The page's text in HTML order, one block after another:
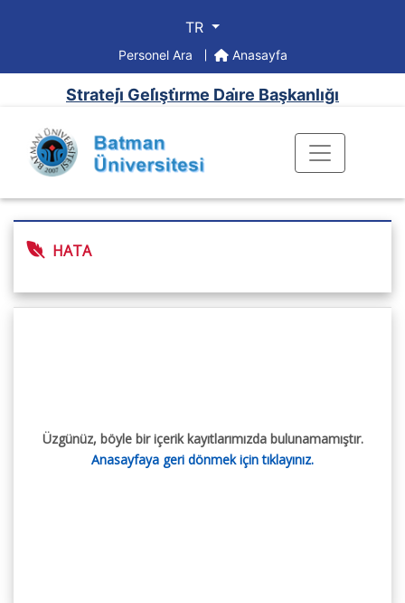
TR
Personel Ara Anasayfa
Strateji̇ Geli̇şti̇rme Dai̇re Başkanlığı
HATA
Üzgünüz, böyle bir içerik kayıtlarımızda bulunamamıştır.
Anasayfaya geri dönmek için tıklayınız.